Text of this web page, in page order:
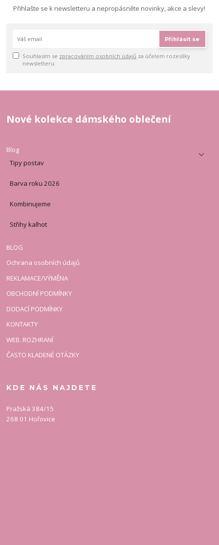
Přihlašte se k newsletteru a nepropásněte novinky, akce a slevy!
Přihlásit se
Souhlasím se zpracováním osobních údajů za účelem rozesílky
newsletteru.
Nové kolekce dámského oblečení
Blog
Tipy postav
Barva roku 2026
Kombinujeme
Střihy kalhot
BLOG
Ochrana osobních údajů
REKLAMACE/VÝMĚNA
OBCHODNÍ PODMÍNKY
DODACÍ PODMÍNKY
KONTAKTY
WEB. ROZHRANÍ
ČASTO KLADENÉ OTÁZKY
KDE NÁS NAJDETE
Pražská 384/15
268 01 Hořovice